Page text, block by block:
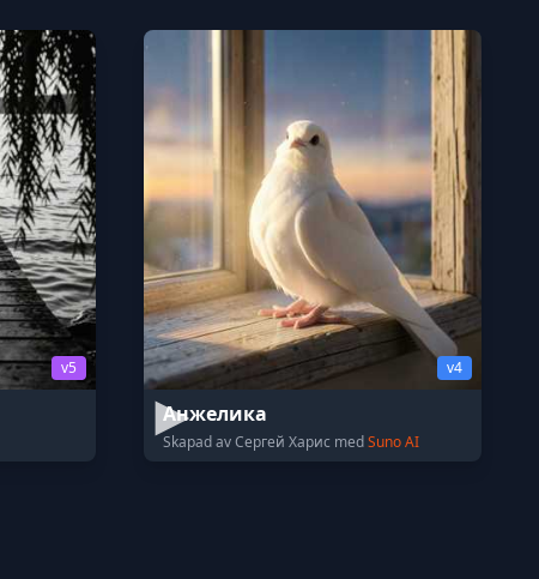
v5 v4
Анжелика
Skapad av Сергей Харис medSuno AI